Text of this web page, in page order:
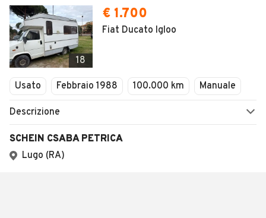
18
€ 1.700
Fiat Ducato Igloo
Usato Febbraio 1988 100.000 km Manuale
Descrizione
SCHEIN CSABA PETRICA
Lugo (RA)